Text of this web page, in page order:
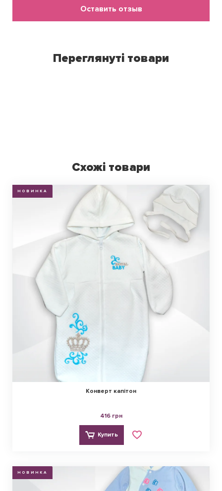
Оставить отзыв
Переглянуті товари
Схожі товари
НОВИНКА
Конверт капітон
416 грн
Купить
НОВИНКА